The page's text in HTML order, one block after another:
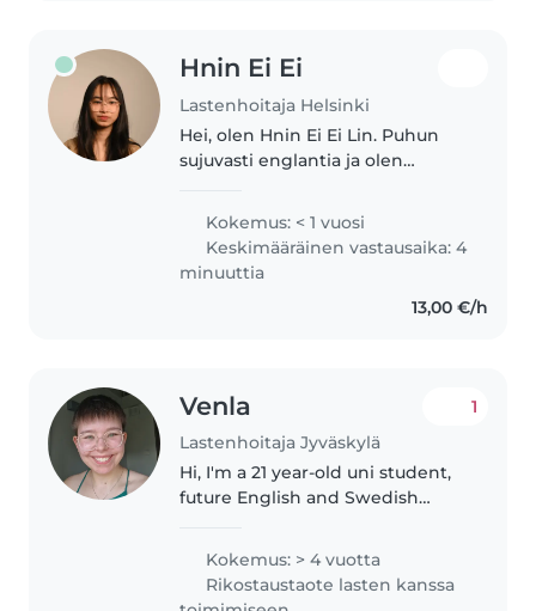
Hnin Ei Ei
Lastenhoitaja Helsinki
Hei, olen Hnin Ei Ei Lin. Puhun
sujuvasti englantia ja olen
Suomessa on arvokasta
kokemusta lastenhoidosta, sillä
olen aiemmin..
Kokemus: < 1 vuosi
Keskimääräinen vastausaika: 4
minuuttia
13,00 €/h
Venla
Lastenhoitaja Jyväskylä
1
Hi, I'm a 21 year-old uni student,
future English and Swedish
summer job at a preschool
which gave me a lot of
experience with children aged 1-
Kokemus: > 4 vuotta
Rikostaustaote lasten kanssa